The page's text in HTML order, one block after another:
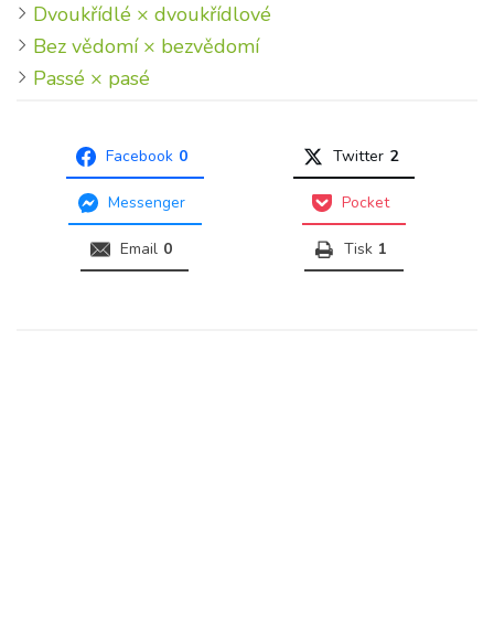
Dvoukřídlé × dvoukřídlové
Bez vědomí × bezvědomí
Passé × pasé
Facebook 0 Twitter 2
Messenger Pocket
Email 0 Tisk 1